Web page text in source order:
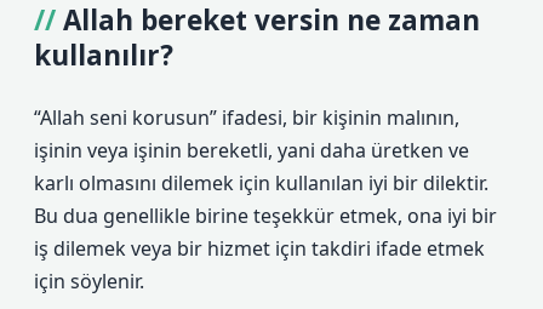
Allah bereket versin ne zaman
kullanılır?
“Allah seni korusun” ifadesi, bir kişinin malının,
işinin veya işinin bereketli, yani daha üretken ve
karlı olmasını dilemek için kullanılan iyi bir dilektir.
Bu dua genellikle birine teşekkür etmek, ona iyi bir
iş dilemek veya bir hizmet için takdiri ifade etmek
için söylenir.